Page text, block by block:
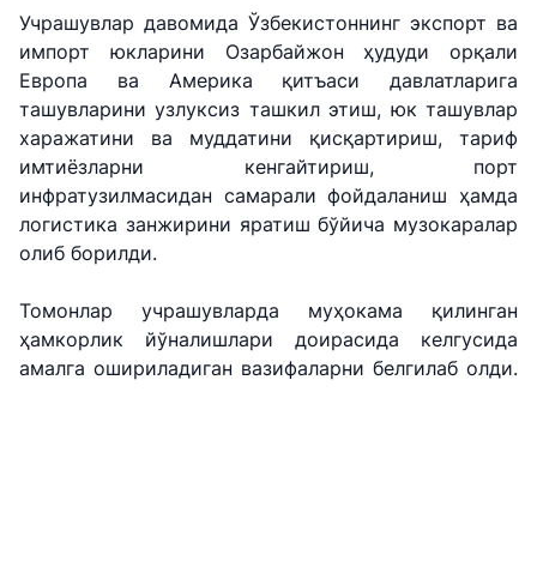
+998 (78) 140-
02-00
рақами
+998 (71) 237-
99-98
+998 (55) 501-
47-09
"Тошшаҳартрансхизмат"
АЖ
Ишонч
телефон
"Ўзавтовокзал
сервис" МЧЖ
Ишонч
87-00
Автомобил
йўллари
қўмитаси
рақами
+998 (71) 200-
02-04
Учрашувлар давомида Ўзбекистоннинг экспорт ва
импорт юкларини Озарбайжон ҳудуди орқали
Европа ва Америка қитъаси давлатларига
ташувларини узлуксиз ташкил этиш, юк ташувлар
харажатини ва муддатини қисқартириш, тариф
имтиёзларни кенгайтириш, порт
инфратузилмасидан самарали фойдаланиш ҳамда
логистика занжирини яратиш бўйича музокаралар
олиб борилди.
Томонлар учрашувларда муҳокама қилинган
ҳамкорлик йўналишлари доирасида келгусида
амалга ошириладиган вазифаларни белгилаб олди.